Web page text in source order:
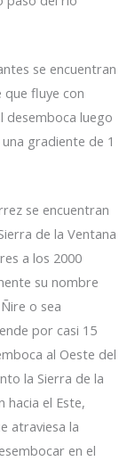
se encuentran
que fluye con
desemboca luego
gradiente de 1
se encuentran
de la Ventana
a los 2000
su nombre
o sea
por casi 15
al Oeste del
la Sierra de la
hacia el Este,
atraviesa la
en el